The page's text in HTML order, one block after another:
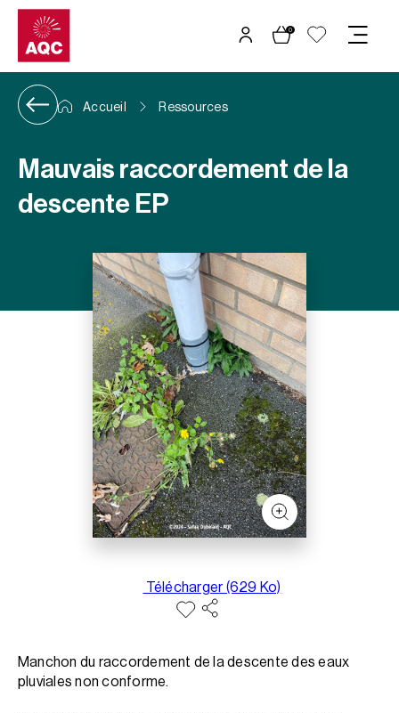
Panneau de gestion des cookies
0
Accueil Ressources
Mauvais raccordement de la
descente EP
Télécharger (629 Ko)
Manchon du raccordement de la descente des eaux
pluviales non conforme.